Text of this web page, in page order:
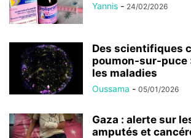
Yannis - 24/02/2026
Des scientifiques
poumon-sur-puce
les maladies
Oussama - 05/01/2026
Gaza : alerte sur
amputés et